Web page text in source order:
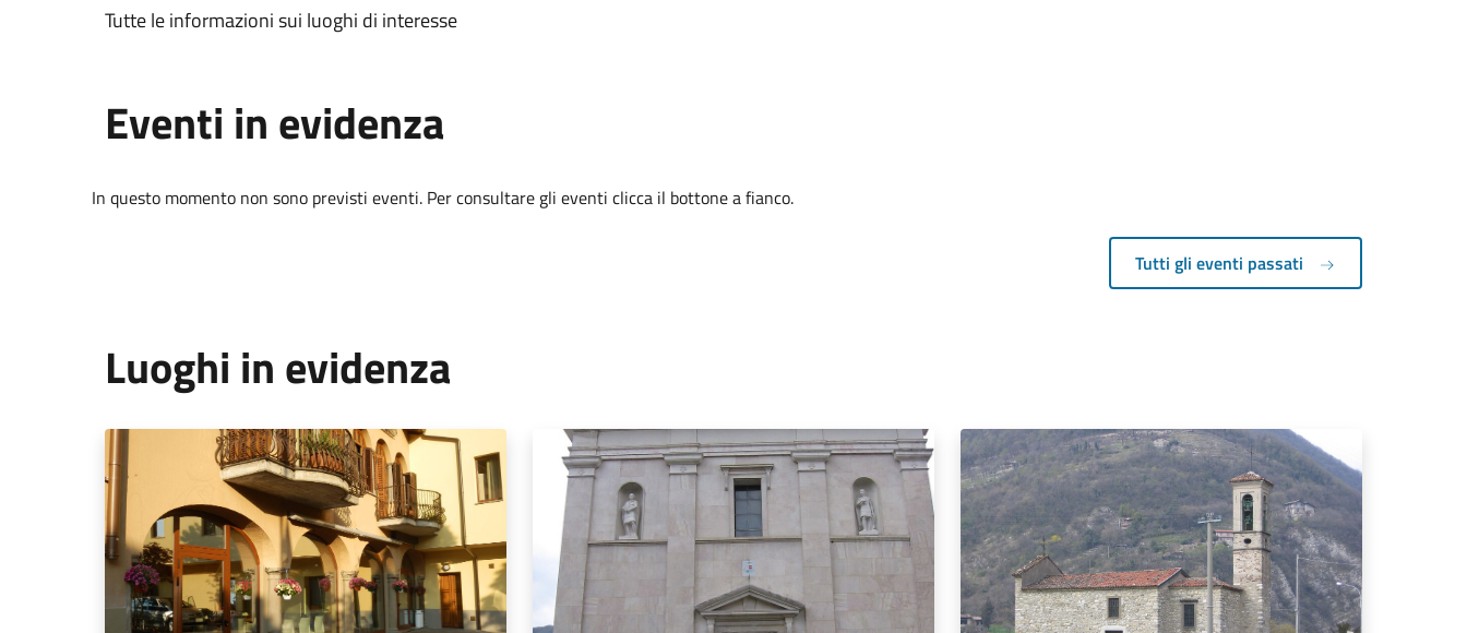
Tutte le informazioni sui luoghi di interesse
Eventi in evidenza
In questo momento non sono previsti eventi. Per consultare gli eventi clicca il bottone a fianco.
Tutti gli eventi passati
Luoghi in evidenza